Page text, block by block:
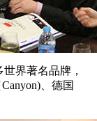
界著名品牌，
、德国